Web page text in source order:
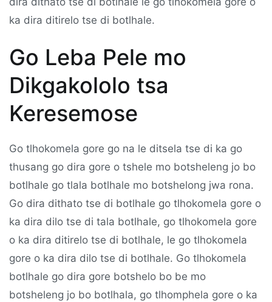
ka dira ditirelo tse di botlhale.
Go Leba Pele mo
Dikgakololo tsa
Keresemose
Go tlhokomela gore go na le ditsela tse di ka go
thusang go dira gore o tshele mo botsheleng jo bo
botlhale go tlala botlhale mo botshelong jwa rona.
Go dira dithato tse di botlhale go tlhokomela gore o
ka dira dilo tse di tala botlhale, go tlhokomela gore
o ka dira ditirelo tse di botlhale, le go tlhokomela
gore o ka dira dilo tse di botlhale. Go tlhokomela
botlhale go dira gore botshelo bo be mo
botsheleng jo bo botlhala, go tlhomphela gore o ka